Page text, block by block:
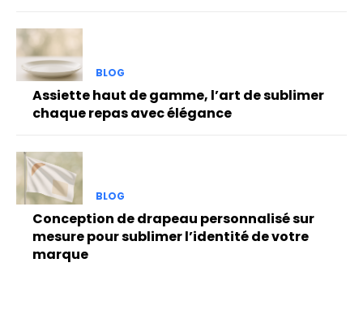
BLOG
Assiette haut de gamme, l’art de sublimer
chaque repas avec élégance
BLOG
Conception de drapeau personnalisé sur
mesure pour sublimer l’identité de votre
marque